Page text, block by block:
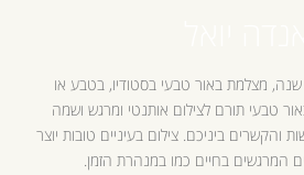
אני אנדה יואל, צלמת מזה 20 שנה, מצלמת באור טבעי בסטודיו, בטבע או
טבעי תורם לצילום אותנטי ומרגש ושמה
ביניכם. צילום בעיניים טובות יוצר
המרגשים בחיים כמו במנהרת הזמן.